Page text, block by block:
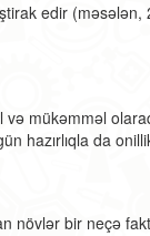
edir (məsələn,
mükəmməl
hazırlıqla da
növlər bir neçə